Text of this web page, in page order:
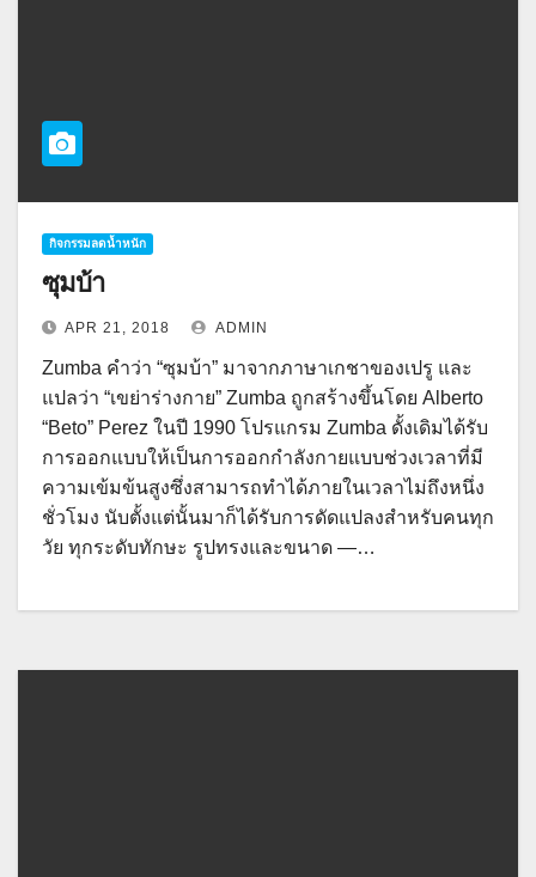
กิจกรรมลดน้ำหนัก
ซุมบ้า
APR 21, 2018 ADMIN
Zumba คำว่า “ซุมบ้า” มาจากภาษาเกชาของเปรู และ
แปลว่า “เขย่าร่างกาย” Zumba ถูกสร้างขึ้นโดย Alberto
“Beto” Perez ในปี 1990 โปรแกรม Zumba ดั้งเดิมได้รับ
การออกแบบให้เป็นการออกกำลังกายแบบช่วงเวลาที่มี
ความเข้มข้นสูงซึ่งสามารถทำได้ภายในเวลาไม่ถึงหนึ่ง
ชั่วโมง นับตั้งแต่นั้นมาก็ได้รับการดัดแปลงสำหรับคนทุก
วัย ทุกระดับทักษะ รูปทรงและขนาด —…